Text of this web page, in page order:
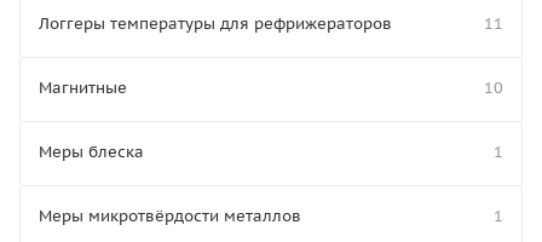
Логгеры температуры для рефрижераторов 11
Магнитные 10
Меры блеска 1
Меры микротвёрдости металлов 1